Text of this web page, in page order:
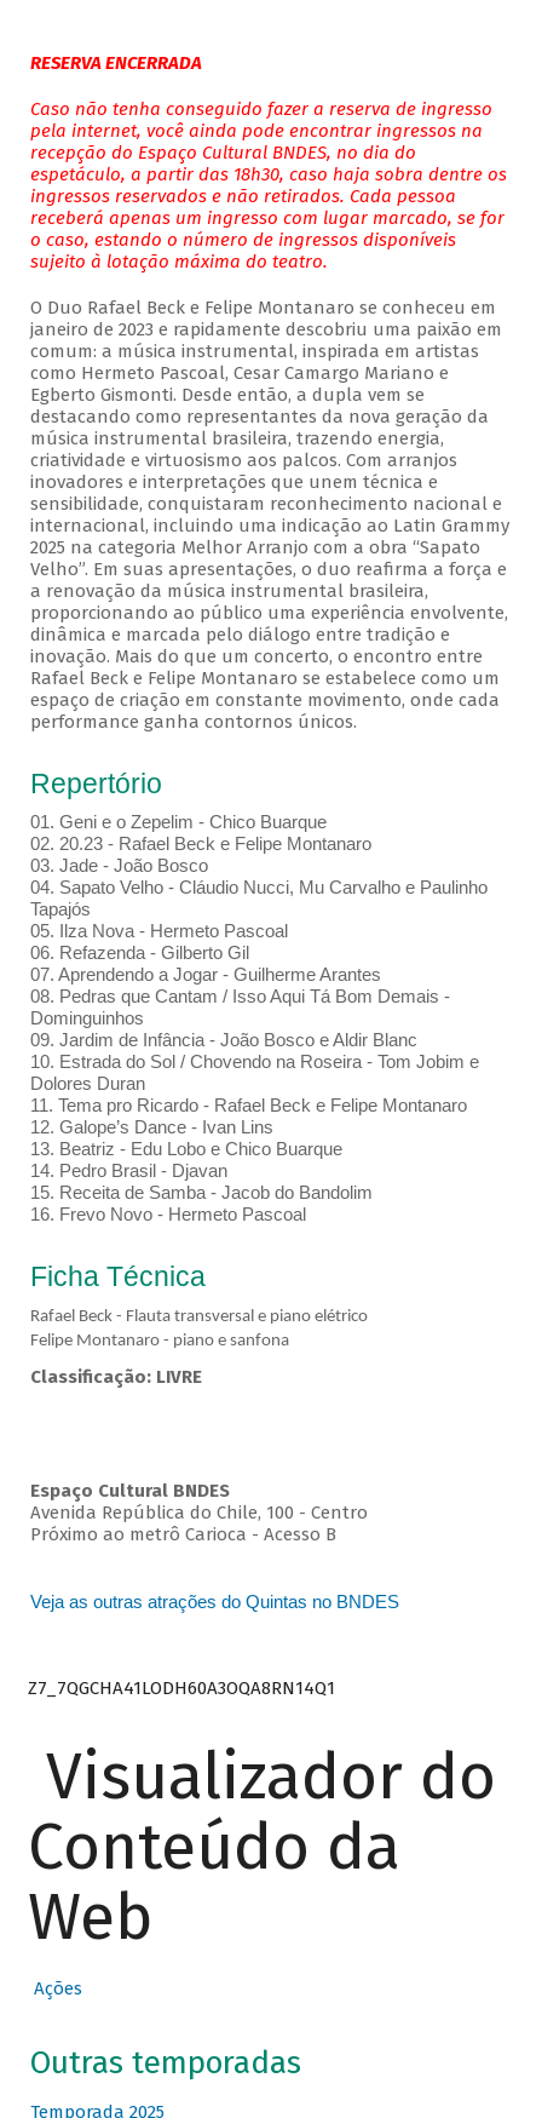
RESERVA ENCERRADA
Caso não tenha conseguido fazer a reserva de ingresso
pela internet, você ainda pode encontrar ingressos na
recepção do Espaço Cultural BNDES, no dia do
espetáculo, a partir das 18h30, caso haja sobra dentre os
ingressos reservados e não retirados. Cada pessoa
receberá apenas um ingresso com lugar marcado, se for
o caso, estando o número de ingressos disponíveis
sujeito à lotação máxima do teatro.
O Duo Rafael Beck e Felipe Montanaro se conheceu em
janeiro de 2023 e rapidamente descobriu uma paixão em
comum: a música instrumental, inspirada em artistas
como Hermeto Pascoal, Cesar Camargo Mariano e
Egberto Gismonti. Desde então, a dupla vem se
destacando como representantes da nova geração da
música instrumental brasileira, trazendo energia,
criatividade e virtuosismo aos palcos. Com arranjos
inovadores e interpretações que unem técnica e
sensibilidade, conquistaram reconhecimento nacional e
internacional, incluindo uma indicação ao Latin Grammy
2025 na categoria Melhor Arranjo com a obra “Sapato
Velho”. Em suas apresentações, o duo reafirma a força e
a renovação da música instrumental brasileira,
proporcionando ao público uma experiência envolvente,
dinâmica e marcada pelo diálogo entre tradição e
inovação. Mais do que um concerto, o encontro entre
Rafael Beck e Felipe Montanaro se estabelece como um
espaço de criação em constante movimento, onde cada
performance ganha contornos únicos.
Repertório
01. Geni e o Zepelim - Chico Buarque
02. 20.23 - Rafael Beck e Felipe Montanaro
03. Jade - João Bosco
04. Sapato Velho - Cláudio Nucci, Mu Carvalho e Paulinho
Tapajós
05. Ilza Nova - Hermeto Pascoal
06. Refazenda - Gilberto Gil
07. Aprendendo a Jogar - Guilherme Arantes
08. Pedras que Cantam / Isso Aqui Tá Bom Demais -
Dominguinhos
09. Jardim de Infância - João Bosco e Aldir Blanc
10. Estrada do Sol / Chovendo na Roseira - Tom Jobim e
Dolores Duran
11. Tema pro Ricardo - Rafael Beck e Felipe Montanaro
12. Galope’s Dance - Ivan Lins
13. Beatriz - Edu Lobo e Chico Buarque
14. Pedro Brasil - Djavan
15. Receita de Samba - Jacob do Bandolim
16. Frevo Novo - Hermeto Pascoal
Ficha Técnica
Rafael Beck - Flauta transversal e piano elétrico
Felipe Montanaro - piano e sanfona
Classificação: LIVRE
Espaço Cultural BNDES
Avenida República do Chile, 100 - Centro
Próximo ao metrô Carioca - Acesso B
Veja as outras atrações do Quintas no BNDES
Z7_7QGCHA41LODH60A3OQA8RN14Q1
Visualizador do
Conteúdo da
Web
Ações
Outras temporadas
Temporada 2025